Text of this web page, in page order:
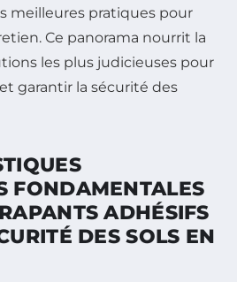
meilleures pratiques pour
Ce panorama nourrit la
les plus judicieuses pour
garantir la sécurité des
FONDAMENTALES
ADHÉSIFS
DES SOLS EN